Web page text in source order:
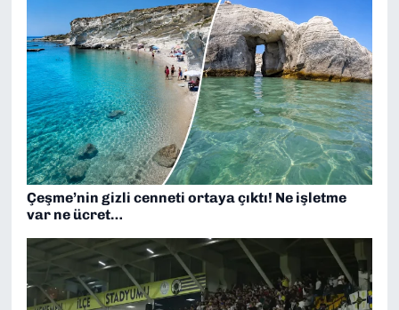
Çeşme’nin gizli cenneti ortaya çıktı! Ne işletme
var ne ücret…